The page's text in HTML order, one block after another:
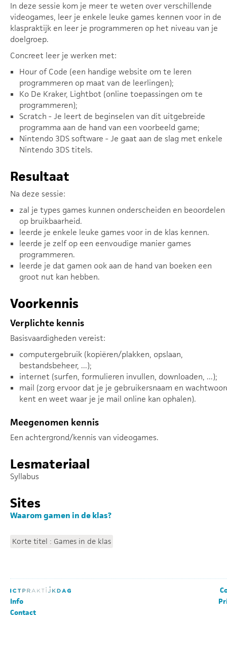
In deze sessie kom je meer te weten over verschillende
videogames, leer je enkele leuke games kennen voor in de
klaspraktijk en leer je programmeren op het niveau van je
doelgroep.
Concreet leer je werken met:
Hour of Code (een handige website om te leren
programmeren op maat van de leerlingen);
Ko De Kraker, Lightbot (online toepassingen om te
programmeren);
Scratch - Je leert de beginselen van dit uitgebreide
programma aan de hand van een voorbeeld game;
Nintendo 3DS software - Je gaat aan de slag met enkele
Nintendo 3DS titels.
Resultaat
Na deze sessie:
zal je types games kunnen onderscheiden en beoordelen
op bruikbaarheid.
leerde je enkele leuke games voor in de klas kennen.
leerde je zelf op een eenvoudige manier games
programmeren.
leerde je dat gamen ook aan de hand van boeken een
groot nut kan hebben.
Voorkennis
Verplichte kennis
Basisvaardigheden vereist:
computergebruik (kopiëren/plakken, opslaan,
bestandsbeheer, ...);
internet (surfen, formulieren invullen, downloaden, ...);
mail (zorg ervoor dat je je gebruikersnaam en
kent en weet waar je je mail online kan ophalen).
Meegenomen kennis
Een achtergrond/kennis van videogames.
Lesmateriaal
Syllabus
Sites
Waarom gamen in de klas?
Korte titel : Games in de klas
Info
Contact